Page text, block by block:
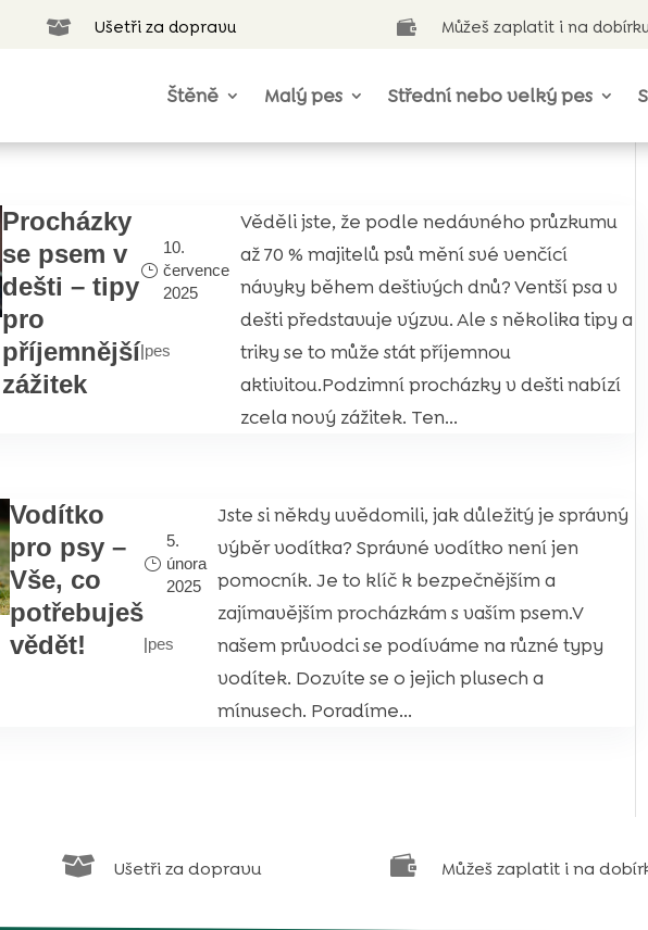
 Ušetři za dopravu  Můžeš zaplatit i na
Štěně Malý pes Střední nebo velký pes
Procházky
se psem v
dešti – tipy
pro
příjemnější
zážitek
10.
července
2025
|pes
Věděli jste, že podle nedávného průzkumu
až 70 % majitelů psů mění své venčící
návyky během deštivých dnů? Ventší psa v
dešti představuje výzvu. Ale s několika tipy a
triky se to může stát příjemnou
aktivitou.Podzimní procházky v dešti nabízí
zcela nový zážitek. Ten...
Vodítko
pro psy –
Vše, co
potřebuješ
vědět!
5.
února
2025
|pes
Jste si někdy uvědomili, jak důležitý je správný
výběr vodítka? Správné vodítko není jen
pomocník. Je to klíč k bezpečnějším a
zajímavějším procházkám s vaším psem.V
našem průvodci se podíváme na různé typy
vodítek. Dozvíte se o jejich plusech a
mínusech. Poradíme...
 Ušetři za dopravu  Můžeš zaplatit i na